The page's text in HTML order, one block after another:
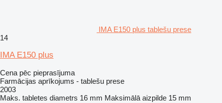
IMA E150 plus tablešu prese
14
IMA E150 plus
Cena pēc pieprasījuma
Farmācijas aprīkojums - tablešu prese
2003
Maks. tabletes diametrs 16 mm Maksimālā aizpilde 15 mm